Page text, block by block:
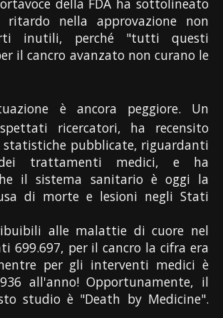
della FDA ha sottolineato
ritardo nella approvazione non
inutili, perché "tutti questi
il cancro avanzato non curano le
è ancora peggiore. Un
ricercatori, ha recensito
pubblicate, riguardanti
trattamenti medici, e ha
il sistema sanitario è oggi la
di morte e lesioni negli Stati
alle malattie di cuore nel
699.697, per il cancro la cifra era
per gli interventi medici è
all'anno! Opportunamente, il
studio è "Death by Medicine".